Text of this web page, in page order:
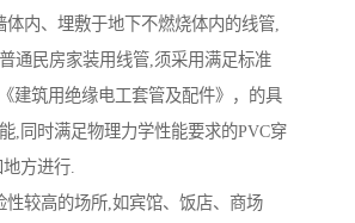
体内、埋敷于地下不燃烧体内的线管,
通民房家装用线管,须采用满足标准
建筑用绝缘电工套管及配件》，的具
,同时满足物理力学性能要求的PVC穿
方进行.
性较高的场所,如宾馆、饭店、商场